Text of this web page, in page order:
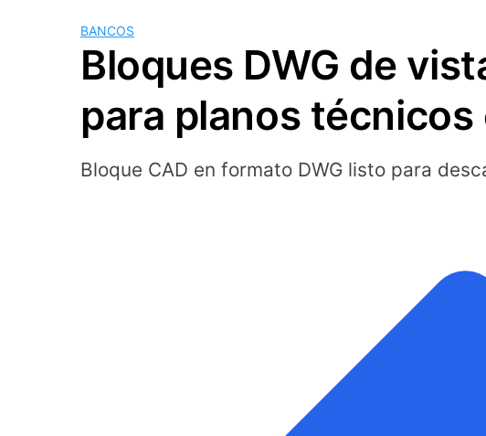
BANCOS
Bloques DWG de
para planos
Bloque CAD en formato DWG listo para